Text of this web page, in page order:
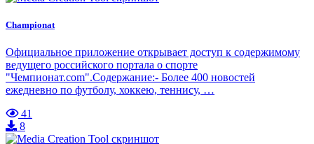
Championat
Официальное приложение открывает доступ к содержимому
ведущего российского портала о спорте
"Чемпионат.com".Содержание:- Более 400 новостей
ежедневно по футболу, хоккею, теннису, …
41
8